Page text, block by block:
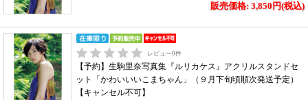
販売価格: 3,850円(税込)
レビュー0件
【予約】生駒里奈写真集『ルリカケス』アクリルスタンドセ
ット「かわいいいこまちゃん」（９月下旬頃順次発送予定）
【キャンセル不可】